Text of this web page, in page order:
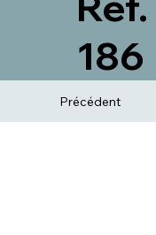
186
Précédent